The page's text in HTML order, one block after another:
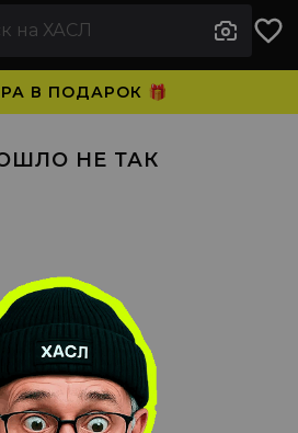
В ПОДАРОК 🎁
НЕ ТАК